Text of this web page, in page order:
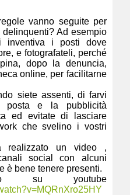
vanno seguite per
Ad esempio
inventiva i posti dove
e fotografateli, perché
dopo la denuncia,
online, per facilitarne
siete assenti, di farvi
posta e la pubblicità
ed evitate di lasciare
che svelino i vostri
realizzato un video ,
social con alcuni
è bene tenere presenti.
su youtube